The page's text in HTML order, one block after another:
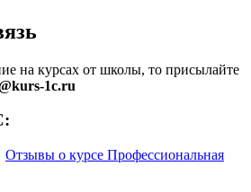
на курсах от школы, то присылайте
1c.ru
Отзывы о курсе Профессиональная